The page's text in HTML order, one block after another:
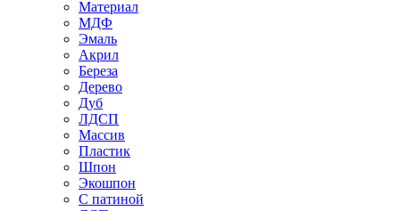
Материал
МДФ
Эмаль
Акрил
Береза
Дерево
Дуб
ЛДСП
Массив
Пластик
Шпон
Экошпон
С патиной